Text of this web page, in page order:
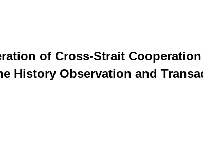
of Cross-Strait
History Observation and